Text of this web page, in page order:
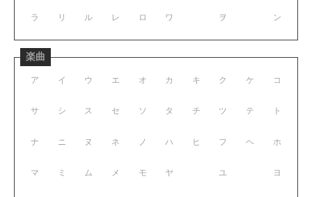
ラ リ ル レ ロ ワ ヲ ン
楽曲
ア イ ウ エ オ
サ シ ス セ ソ
ナ ニ ヌ ネ ノ
マ ミ ム メ モ
カ キ ク ケ コ
タ チ ツ テ ト
ハ ヒ フ ヘ ホ
ヤ ユ ヨ